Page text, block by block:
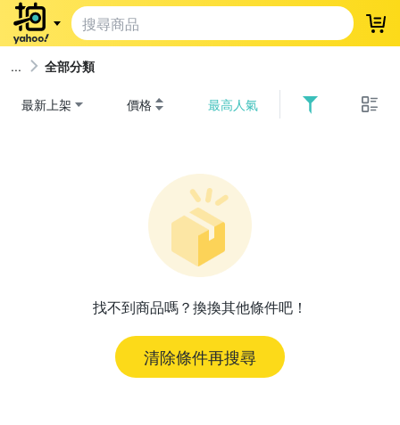
登
全部分類
最新上架 價格 最高人氣
找不到商品嗎？換換其他條件吧！
清除條件再搜尋